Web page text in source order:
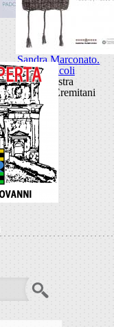
Sandra Marconato.
Oracoli
Mostra
Museo Eremitani